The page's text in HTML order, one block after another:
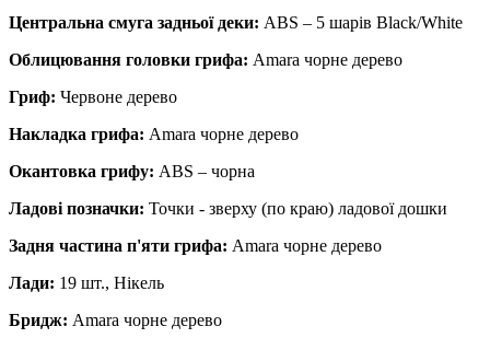
Центральна смуга задньої деки: ABS – 5 шарів Black/White
Облицювання головки грифа: Amara чорне дерево
Гриф: Червоне дерево
Накладка грифа: Amara чорне дерево
Окантовка грифу: ABS – чорна
Ладові позначки: Точки - зверху (по краю) ладової дошки
Задня частина п'яти грифа: Amara чорне дерево
Лади: 19 шт., Нікель
Бридж: Amara чорне дерево